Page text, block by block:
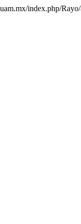
index.php/